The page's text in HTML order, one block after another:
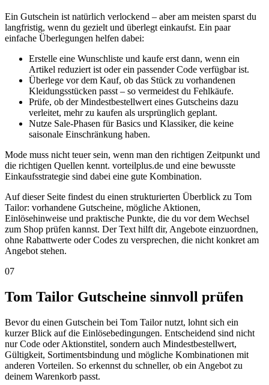
Ein Gutschein ist natürlich verlockend – aber am meisten sparst du
langfristig, wenn du gezielt und überlegt einkaufst. Ein paar
einfache Überlegungen helfen dabei:
Erstelle eine Wunschliste und kaufe erst dann, wenn ein
Artikel reduziert ist oder ein passender Code verfügbar ist.
Überlege vor dem Kauf, ob das Stück zu vorhandenen
Kleidungsstücken passt – so vermeidest du Fehlkäufe.
Prüfe, ob der Mindestbestellwert eines Gutscheins dazu
verleitet, mehr zu kaufen als ursprünglich geplant.
Nutze Sale-Phasen für Basics und Klassiker, die keine
saisonale Einschränkung haben.
Mode muss nicht teuer sein, wenn man den richtigen Zeitpunkt und
die richtigen Quellen kennt. vorteilplus.de und eine bewusste
Einkaufsstrategie sind dabei eine gute Kombination.
Auf dieser Seite findest du einen strukturierten Überblick zu Tom
Tailor: vorhandene Gutscheine, mögliche Aktionen,
Einlösehinweise und praktische Punkte, die du vor dem Wechsel
zum Shop prüfen kannst. Der Text hilft dir, Angebote einzuordnen,
ohne Rabattwerte oder Codes zu versprechen, die nicht konkret am
Angebot stehen.
07
Tom Tailor Gutscheine sinnvoll prüfen
Bevor du einen Gutschein bei Tom Tailor nutzt, lohnt sich ein
kurzer Blick auf die Einlösebedingungen. Entscheidend sind nicht
nur Code oder Aktionstitel, sondern auch Mindestbestellwert,
Gültigkeit, Sortimentsbindung und mögliche Kombinationen mit
anderen Vorteilen. So erkennst du schneller, ob ein Angebot zu
deinem Warenkorb passt.